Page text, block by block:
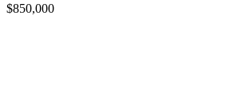
$850,000